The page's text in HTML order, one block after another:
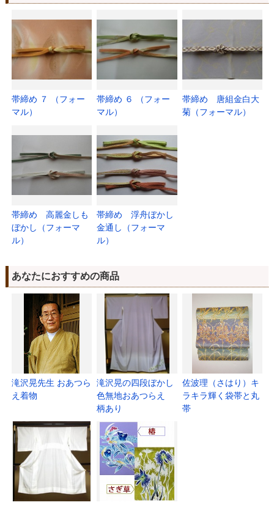
帯締め ７ （フォー
マル）
帯締め ６ （フォー
マル）
帯締め 唐組金白大
菊（フォーマル）
帯締め 高麗金しも
ぼかし（フォーマ
ル）
帯締め 浮舟ぼかし
金通し（フォーマ
ル）
あなたにおすすめの商品
滝沢晃先生 おあつら
え着物
滝沢晃の四段ぼかし
色無地おあつらえ
柄あり
佐波理（さはり）キ
ラキラ輝く袋帯と丸
帯